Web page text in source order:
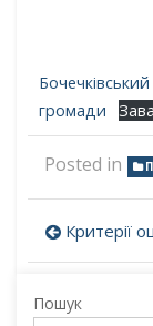
громади
Posted in
Критерії
Пошук